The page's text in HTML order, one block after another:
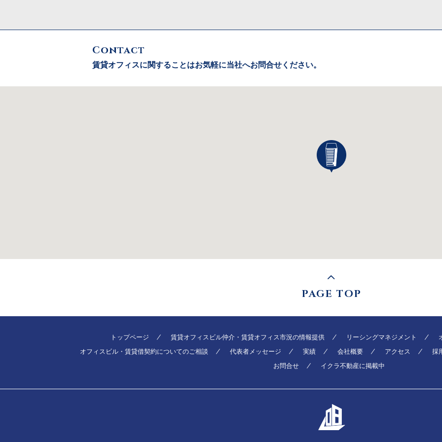
Contact
賃貸オフィスに関することはお気軽に当社へお問合せください。
PAGE TOP
トップページ 賃貸オフィスビル仲介・賃貸オフィス市況の情報提供 リーシングマネジメント
オフィスビル・賃貸借契約についてのご相談
代表者メッセージ 実績 会社概要 アクセス 採
お問合せ
イクラ不動産に掲載中